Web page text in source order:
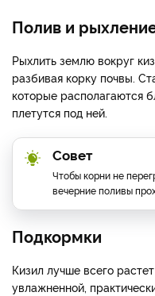
Полив и
Рыхлить землю вокруг
разбивая корку почвы.
которые располагаются
плетутся под ней.
Совет
Чтобы корни не
вечерние поливы
Подкормки
Кизил лучше всего
увлажненной,